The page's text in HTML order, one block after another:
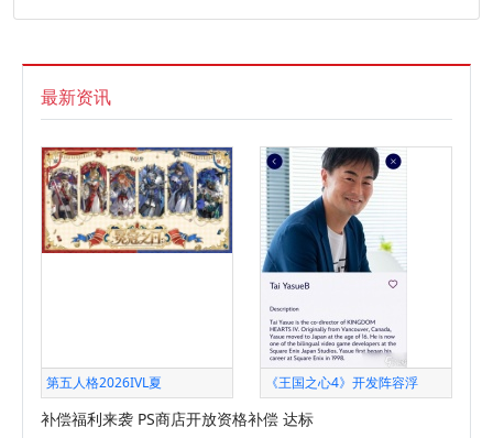
最新资讯
第五人格2026IVL夏 《王国之心4》开发阵容浮
补偿福利来袭 PS商店开放资格补偿 达标